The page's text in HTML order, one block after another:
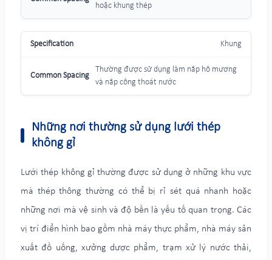
hoặc khung thép
Khung
Thường được sử dụng làm nắp hố mương
và nắp cống thoát nước
Những nơi thường sử dụng lưới thép
không gỉ
Lưới thép không gỉ thường được sử dụng ở những khu vực
mà thép thông thường có thể bị rỉ sét quá nhanh hoặc
những nơi mà vệ sinh và độ bền là yếu tố quan trọng. Các
vị trí điển hình bao gồm nhà máy thực phẩm, nhà máy sản
xuất đồ uống, xưởng dược phẩm, trạm xử lý nước thải,